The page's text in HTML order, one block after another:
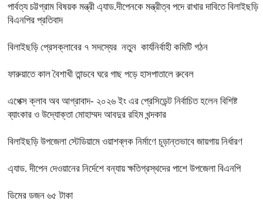
পার্বত্য চট্টগ্রাম বিষয়ক মন্ত্রী এ্যাড.দীপেনকে মন্ত্রীত্ব পদে রাখার দাবিতে বিলাইছড়ি
বিএনপির প্রতিবাদ
বিলাইছড়ি প্রেসক্লাবের ৭ সদস্যের নতুন কার্যনির্বাহী কমিটি গঠন
ফারুয়াতে কাল বৈশাখী তান্ডবে ঘরে গাছ পড়ে হাসপাতালে রুবেল
এপেক্স ক্লাব অব আগ্রাবাদ- ২০২৬ ইং এর প্রেসিডেন্ট নির্বাচিত হলেন বিশিষ্ট
ব্যাংকার ও উদ্যোক্তা মোহাম্মদ আবদুর রহিম খন্দকার
বিলাইছড়ি উপজেলা স্টেডিয়ামে ওয়াশব্লক নির্মাণে চূড়ান্তভাবে জায়গায় নির্ধারণ
এ্যাড. দীপেন দেওয়ানের নির্দেশে বন্যায় ক্ষতিগ্রস্থদের পাশে উপজেলা বিএনপি
ডিমের ডজন ৬৫ টাকা